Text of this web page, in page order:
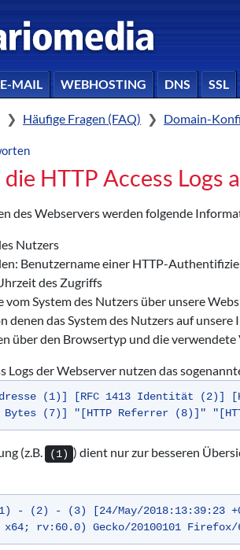
E-MAIL WEBHOSTING DNS SSL
Häufige Fragen (FAQ) Domain-
HTTP Access Logs
des Webservers werden folgende
Nutzers
Benutzername einer HTTP-
des Zugriffs
vom System des Nutzers über unsere
denen das System des Nutzers auf
über den Browsertyp und die verwendete
Logs der Webserver nutzen das
(1)] [RFC 1413 Identität (2)]
Bytes (7)] "[HTTP Referrer (8)]"
(z.B. (1) ) dient nur zur besseren
- (2) - (3) [24/May/2018:13:39:23
x64; rv:60.0) Gecko/20100101